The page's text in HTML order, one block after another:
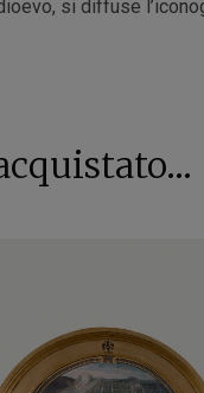
si diffuse